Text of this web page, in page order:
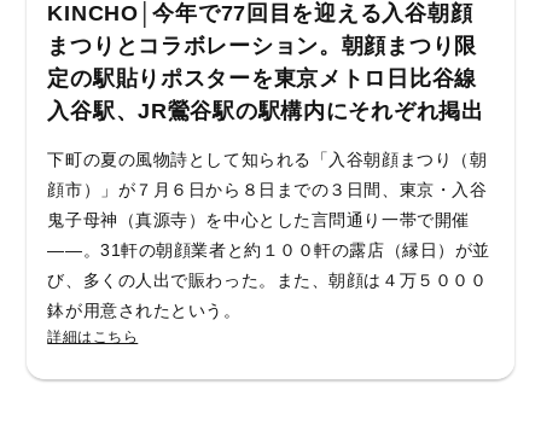
KINCHO│今年で77回目を迎える入谷朝顔
まつりとコラボレーション。朝顔まつり限
定の駅貼りポスターを東京メトロ日比谷線
入谷駅、JR鶯谷駅の駅構内にそれぞれ掲出
下町の夏の風物詩として知られる「入谷朝顔まつり（朝
顔市）」が７月６日から８日までの３日間、東京・入谷
鬼子母神（真源寺）を中心とした言問通り一帯で開催
――。31軒の朝顔業者と約１００軒の露店（縁日）が並
び、多くの人出で賑わった。また、朝顔は４万５０００
鉢が用意されたという。
詳細はこちら